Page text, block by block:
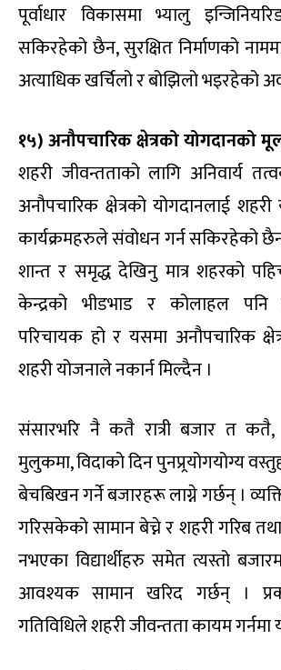
पूर्वाधार विकासमा भ्यालु
सकिरहेको छैन, सुरक्षित निर्माणको
अत्याधिक खर्चिलो र बोझिलो भइरहेको
१५) अनौपचारिक क्षेत्रको योगदानको
शहरी जीवन्तताको लागि अनिवार्य
अनौपचारिक क्षेत्रको योगदानलाई
कार्यक्रमहरुले संवोधन गर्न सकिरहेको छैन
शान्त र समृद्ध देखिनु मात्र शहरको
केन्द्रको भीडभाड र कोलाहल पनि
परिचायक हो र यसमा अनौपचारिक
शहरी योजनाले नकार्न मिल्दैन ।
संसारभरि नै कतै रात्री बजार त कतै,
मुलुकमा, विदाको दिन पुनप्र्रयोगयोग्य
बेचबिखन गर्ने बजारहरू लाग्ने गर्छन् ।
गरिसकेको सामान बेच्ने र शहरी गरिब
नभएका विद्यार्थीहरु समेत त्यस्तो
आवश्यक सामान खरिद गर्छन् ।
गतिविधिले शहरी जीवन्तता कायम गर्नमा